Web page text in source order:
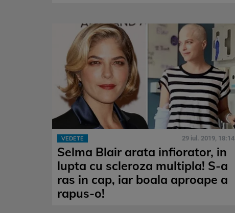
VEDETE 29 iul. 2019, 18:14
Selma Blair arata infiorator, in
lupta cu scleroza multipla! S-a
ras in cap, iar boala aproape a
rapus-o!